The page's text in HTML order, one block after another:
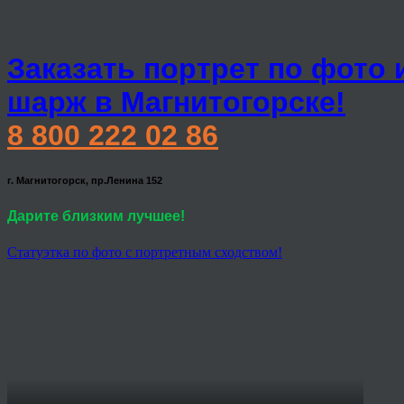
Заказать портрет по фото
шарж в Магнитогорске!
8 800 222 02 86
г. Магнитогорск, пр.Ленина 152
Дарите близким лучшее!
Статуэтка по фото с портретным сходством!